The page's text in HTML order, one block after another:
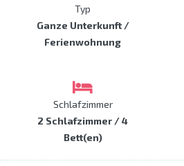
Typ
Ganze Unterkunft /
Ferienwohnung
Schlafzimmer
2 Schlafzimmer / 4
Bett(en)